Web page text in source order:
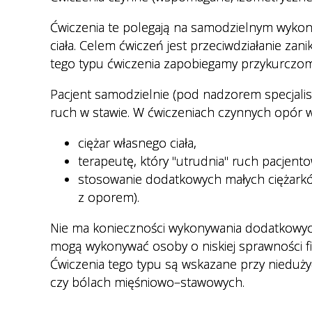
Nocna i Świąteczna Opieka
Zdrowotna
Transport sanitarny
Deklaracja wyboru lekarza POZ
Ewuś
Wykaz dokumentów
potwierdzających prawo do
świadczeń opieki zdrowotnej
ze środków publicznych.
Dokumenty do pobrania
E-rejestracja
Ćwiczenia te polegają na samodzielnym
ciała. Celem ćwiczeń jest przeciwdziałanie
tego typu ćwiczenia zapobiegamy
Pacjent samodzielnie (pod nadzorem
ruch w stawie. W ćwiczeniach czynnych opór
ciężar własnego ciała,
terapeutę, który "utrudnia" ruch
stosowanie dodatkowych małych
z oporem).
Nie ma konieczności wykonywania
mogą wykonywać osoby o niskiej sprawności
Ćwiczenia tego typu są wskazane przy
czy bólach mięśniowo–stawowych.